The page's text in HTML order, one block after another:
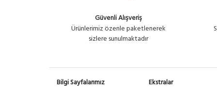
Güvenli Alışveriş
Ürünlerimiz özenle paketlenerek
sizlere sunulmaktadır
Bilgi Sayfalarımız
Ekstralar